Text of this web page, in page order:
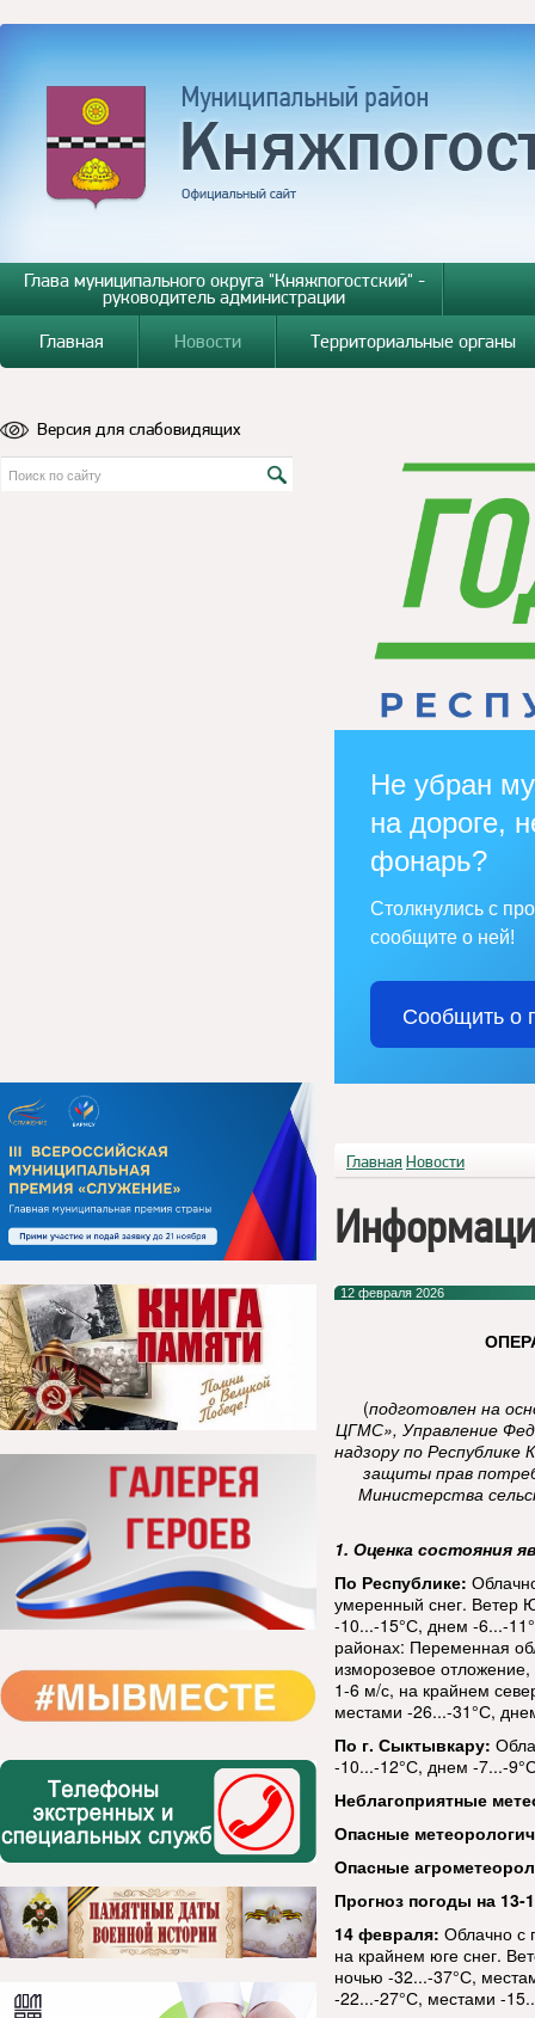
Глава муниципального округа "Княжпогостский" -
руководитель администрации
Главная
Новости Территориальные органы
Версия для слабовидящих
Не убран
на дороге,
фонарь?
Столкнулись с
сообщите о ней!
Сообщить о
Главная Новости
12 февраля 2026
(подготовлен на
ЦГМС», Управление
надзору по Республике
защиты прав
Министерства
1. Оценка состояния
По Республике:
умеренный снег. Ветер
-10...-15°С, днем -6...-
районах: Переменная
изморозевое
1-6 м/с, на крайнем
местами -26...-31°С,
По г. Сыктывкару:
-10...-12°С, днем -7...-
Неблагоприятные
Опасные
Опасные
Прогноз погоды на
14 февраля: Облачно с
на крайнем юге снег.
ночью -32...-37°С,
-22...-27°С, местами -